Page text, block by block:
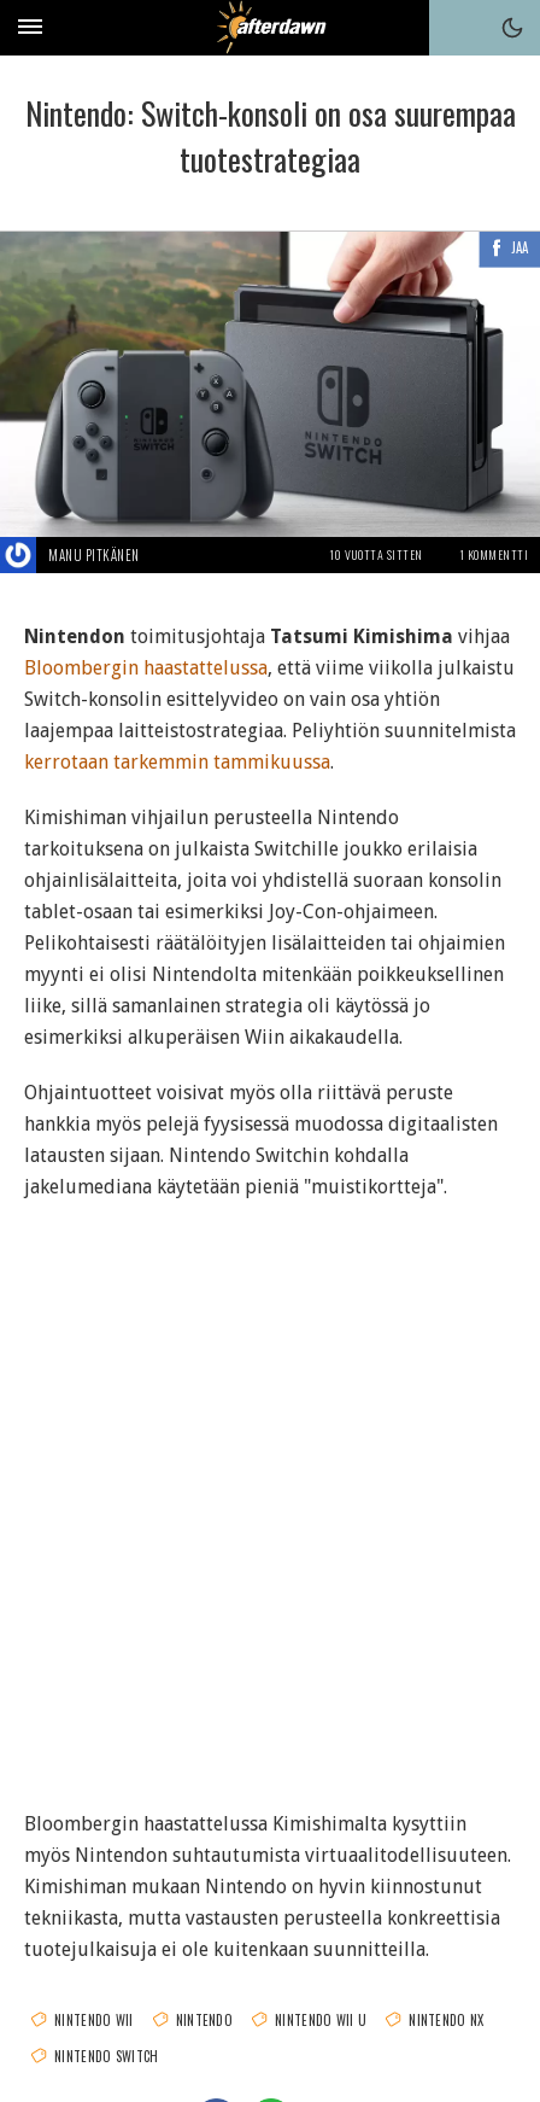
Nintendo: Switch-konsoli on osa suurempaa
tuotestrategiaa
JAA
MANU PITKÄNEN 10 VUOTTA SITTEN 1 KOMMENTTI
Nintendon toimitusjohtaja Tatsumi Kimishima vihjaa
Bloombergin haastattelussa, että viime viikolla julkaistu
Switch-konsolin esittelyvideo on vain osa yhtiön
laajempaa laitteistostrategiaa. Peliyhtiön suunnitelmista
kerrotaan tarkemmin tammikuussa.
Kimishiman vihjailun perusteella Nintendo
tarkoituksena on julkaista Switchille joukko erilaisia
ohjainlisälaitteita, joita voi yhdistellä suoraan konsolin
tablet-osaan tai esimerkiksi Joy-Con-ohjaimeen.
Pelikohtaisesti räätälöityjen lisälaitteiden tai ohjaimien
myynti ei olisi Nintendolta mitenkään poikkeuksellinen
liike, sillä samanlainen strategia oli käytössä jo
esimerkiksi alkuperäisen Wiin aikakaudella.
Ohjaintuotteet voisivat myös olla riittävä peruste
hankkia myös pelejä fyysisessä muodossa digitaalisten
latausten sijaan. Nintendo Switchin kohdalla
jakelumediana käytetään pieniä "muistikortteja".
Bloombergin haastattelussa Kimishimalta kysyttiin
myös Nintendon suhtautumista virtuaalitodellisuuteen.
Kimishiman mukaan Nintendo on hyvin kiinnostunut
tekniikasta, mutta vastausten perusteella konkreettisia
tuotejulkaisuja ei ole kuitenkaan suunnitteilla.
NINTENDO WII NINTENDO NINTENDO WII U
NINTENDO NX
NINTENDO SWITCH